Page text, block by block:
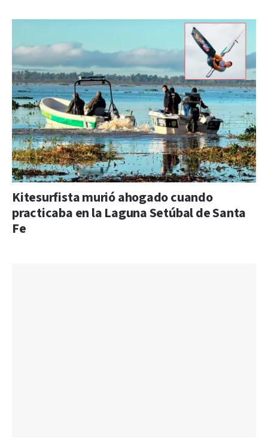
Kitesurfista murió ahogado cuando
practicaba en la Laguna Setúbal de Santa
Fe